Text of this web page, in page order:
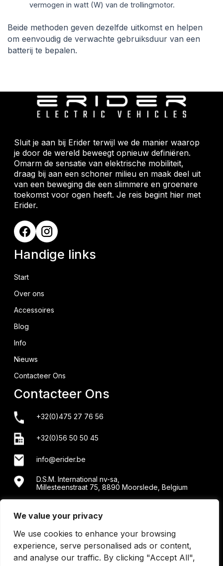
We value your privacy
We use cookies to enhance your browsing
experience, serve personalised ads or content,
and analyse our traffic. By clicking "Accept All",
vermogen in watt (W) van de trollingmotor.
Beide methoden geven dezelfde uitkomst en helpen
om eenvoudig de verwachte gebruiksduur van een
batterij te bepalen.
Sluit je aan bij Erider terwijl we de manier waarop
je door de wereld beweegt opnieuw definiëren.
Omarm de sensatie van elektrische mobiliteit,
draag bij aan een schoner milieu en maak deel uit
van een beweging die een slimmere en groenere
toekomst voor ogen heeft. Je reis begint hier met
Erider.
Handige links
Start
Over ons
Accessoires
Blog
Info
Nieuws
Contacteer Ons
Contacteer Ons
+32(0)475 27 76 56
+32(0)56 50 50 45
info@erider.be
D.S.M. International nv-sa,
Millesteenstraat 75, 8890 Moorslede, Belgium
8890 Moorslede